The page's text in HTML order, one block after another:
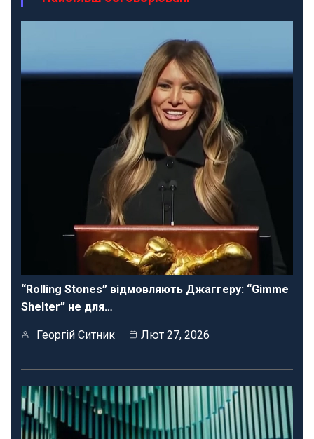
“Rolling Stones” відмовляють Джаггеру: “Gimme
Shelter” не для…
Георгій Ситник Лют 27, 2026